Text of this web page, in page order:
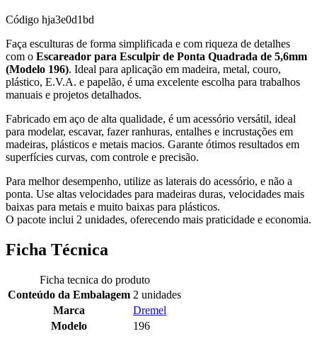
Código hja3e0d1bd
Faça esculturas de forma simplificada e com riqueza de detalhes
com o Escareador para Esculpir de Ponta Quadrada de 5,6mm
(Modelo 196). Ideal para aplicação em madeira, metal, couro,
plástico, E.V.A. e papelão, é uma excelente escolha para trabalhos
manuais e projetos detalhados.
Fabricado em aço de alta qualidade, é um acessório versátil, ideal
para modelar, escavar, fazer ranhuras, entalhes e incrustações em
madeiras, plásticos e metais macios. Garante ótimos resultados em
superfícies curvas, com controle e precisão.
Para melhor desempenho, utilize as laterais do acessório, e não a
ponta. Use altas velocidades para madeiras duras, velocidades mais
baixas para metais e muito baixas para plásticos.
O pacote inclui 2 unidades, oferecendo mais praticidade e economia.
Ficha Técnica
Ficha tecnica do produto
Conteúdo da Embalagem 2 unidades
Marca
Dremel
Modelo
196